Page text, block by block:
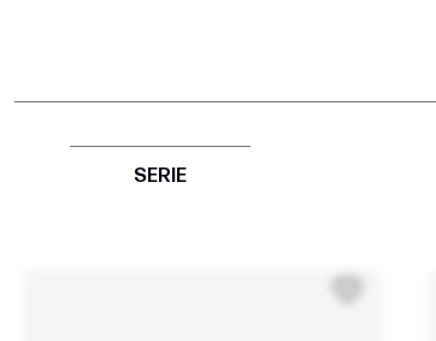
SERIE